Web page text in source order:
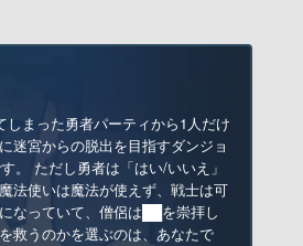
しまった勇者パーティから1人だけ
迷宮からの脱出を目指すダンジョ
。 ただし勇者は「はい/いいえ」
法使いは魔法が使えず、戦士は可
なっていて、僧侶は██を崇拝し
救うのかを選ぶのは、あなたで